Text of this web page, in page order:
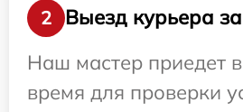
2
Выезд курьера
Наш мастер приедет
время для проверки